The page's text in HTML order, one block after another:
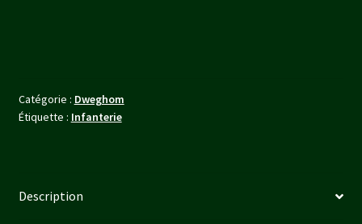
Catégorie : Dweghom
Étiquette : Infanterie
Description